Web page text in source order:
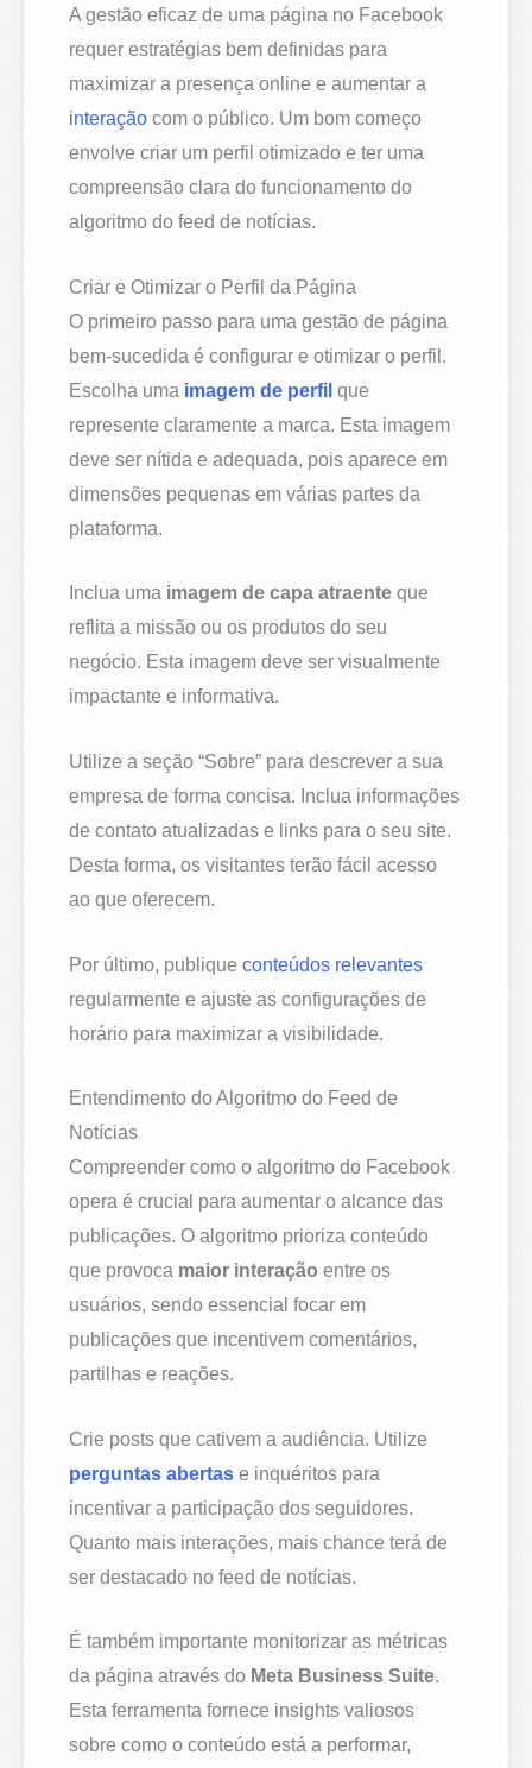
A gestão eficaz de uma página no Facebook
requer estratégias bem definidas para
maximizar a presença online e aumentar a
interação com o público. Um bom começo
envolve criar um perfil otimizado e ter uma
compreensão clara do funcionamento do
algoritmo do feed de notícias.
Criar e Otimizar o Perfil da Página
O primeiro passo para uma gestão de página
bem-sucedida é configurar e otimizar o perfil.
Escolha uma imagem de perfil que
represente claramente a marca. Esta imagem
deve ser nítida e adequada, pois aparece em
dimensões pequenas em várias partes da
plataforma.
Inclua uma imagem de capa atraente que
reflita a missão ou os produtos do seu
negócio. Esta imagem deve ser visualmente
impactante e informativa.
Utilize a seção “Sobre” para descrever a sua
empresa de forma concisa. Inclua informações
de contato atualizadas e links para o seu site.
Desta forma, os visitantes terão fácil acesso
ao que oferecem.
Por último, publiqueconteúdos relevantes
regularmente e ajuste as configurações de
horário para maximizar a visibilidade.
Entendimento do Algoritmo do Feed de
Notícias
Compreender como o algoritmo do Facebook
opera é crucial para aumentar o alcance das
publicações. O algoritmo prioriza conteúdo
que provoca maior interação entre os
usuários, sendo essencial focar em
publicações que incentivem comentários,
partilhas e reações.
Crie posts que cativem a audiência. Utilize
perguntas abertas e inquéritos para
incentivar a participação dos seguidores.
Quanto mais interações, mais chance terá de
ser destacado no feed de notícias.
É também importante monitorizar as métricas
da página através do Meta Business Suite.
Esta ferramenta fornece insights valiosos
sobre como o conteúdo está a performar,